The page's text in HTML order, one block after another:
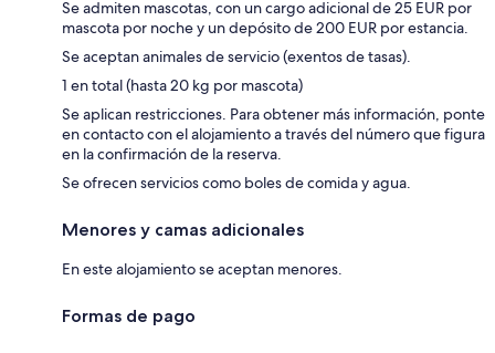
Se admiten mascotas, con un cargo adicional de 25 EUR por
mascota por noche y un depósito de 200 EUR por estancia.
Se aceptan animales de servicio (exentos de tasas).
1 en total (hasta 20 kg por mascota)
Se aplican restricciones. Para obtener más información, ponte
en contacto con el alojamiento a través del número que figura
en la confirmación de la reserva.
Se ofrecen servicios como boles de comida y agua.
Menores y camas adicionales
En este alojamiento se aceptan menores.
Formas de pago